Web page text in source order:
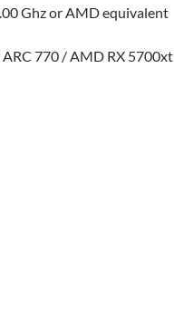
Ghz or AMD equivalent
770 / AMD RX 5700xt